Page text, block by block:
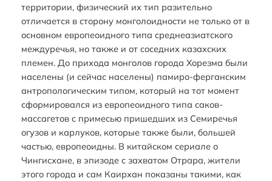
территории, физический их тип разительно
отличается в сторону монголоидности не только от в
основном европеоидного типа среднеазиатского
междуречья, но также и от соседних казахских
племен. До прихода монголов города Хорезма были
населены (и сейчас населены) памиро-ферганским
антропологическим типом, который на тот момент
сформировался из европеоидного типа саков-
массагетов с примесью пришедших из Семиречья
огузов и карлуков, которые также были, большей
частью, европеоидны. В китайском сериале о
Чингисхане, в эпизоде с захватом Отрара, жители
этого города и сам Каирхан показаны такими, как